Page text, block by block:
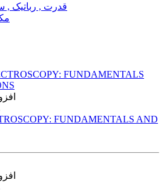
قدرت , رباتیک ,
FUNDAMENTALS AND